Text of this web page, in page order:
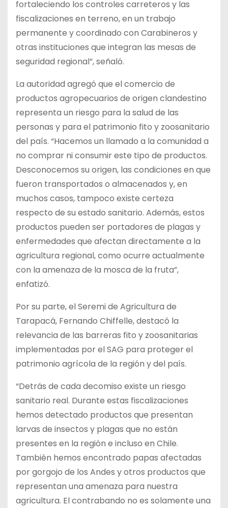
fortaleciendo los controles carreteros y las
fiscalizaciones en terreno, en un trabajo
permanente y coordinado con Carabineros y
otras instituciones que integran las mesas de
seguridad regional”, señaló.
La autoridad agregó que el comercio de
productos agropecuarios de origen clandestino
representa un riesgo para la salud de las
personas y para el patrimonio fito y zoosanitario
del país. “Hacemos un llamado a la comunidad a
no comprar ni consumir este tipo de productos.
Desconocemos su origen, las condiciones en que
fueron transportados o almacenados y, en
muchos casos, tampoco existe certeza
respecto de su estado sanitario. Además, estos
productos pueden ser portadores de plagas y
enfermedades que afectan directamente a la
agricultura regional, como ocurre actualmente
con la amenaza de la mosca de la fruta”,
enfatizó.
Por su parte, el Seremi de Agricultura de
Tarapacá, Fernando Chiffelle, destacó la
relevancia de las barreras fito y zoosanitarias
implementadas por el SAG para proteger el
patrimonio agrícola de la región y del país.
“Detrás de cada decomiso existe un riesgo
sanitario real. Durante estas fiscalizaciones
hemos detectado productos que presentan
larvas de insectos y plagas que no están
presentes en la región e incluso en Chile.
También hemos encontrado papas afectadas
por gorgojo de los Andes y otros productos que
representan una amenaza para nuestra
agricultura. El contrabando no es solamente una